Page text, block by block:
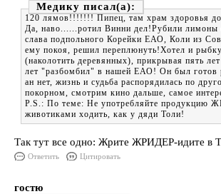
Медику
120 лямов!!!!!!! Пипец, там храм здоровья
Да, наво......ротил Винни дел!Рубили
слава подпольного Корейки ЕАО, Коли из
ему покоя, решил переплюнуть!Хотел и рыбку
(наколотить деревянных), прикрывая пять
лет "разбомбил" в нашей ЕАО! Он был готов
ан нет, жизнь и судьба распорядилась по
покорном, смотрим кино дальше, самое
P.S.: По теме: Не употребляйте продукцию
животиками ходить, как у дяди Толи!
Так тут все одно: Жрите ЖРИДЕР-идите в
Ответить Цитировать
гостю